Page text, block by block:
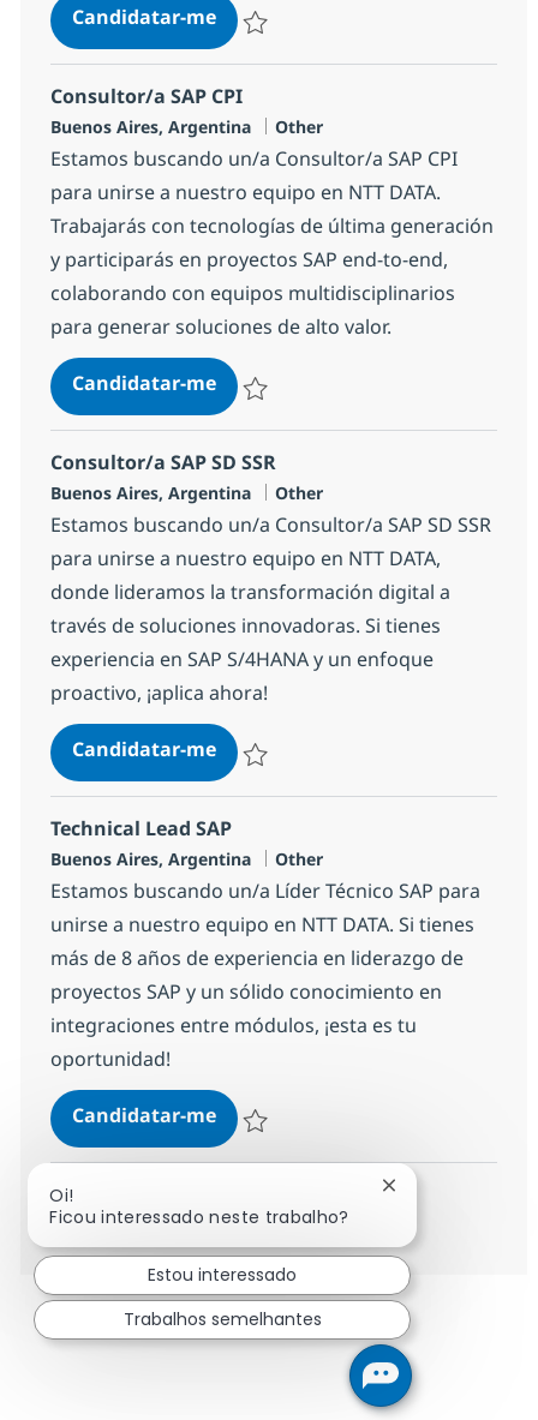
Candidatar-meConsultor/a SAP MM
Consultor/a SAP CPI
Localização
Buenos Aires, Argentina Categoria
Other
Estamos buscando un/a Consultor/a SAP CPI
para unirse a nuestro equipo en NTT DATA.
Trabajarás con tecnologías de última generación
y participarás en proyectos SAP end-to-end,
colaborando con equipos multidisciplinarios
para generar soluciones de alto valor.
Candidatar-meConsultor/a SAP CPI
Consultor/a SAP SD SSR
Localização
Buenos Aires, Argentina Categoria
Other
Estamos buscando un/a Consultor/a SAP SD SSR
para unirse a nuestro equipo en NTT DATA,
donde lideramos la transformación digital a
través de soluciones innovadoras. Si tienes
experiencia en SAP S/4HANA y un enfoque
proactivo, ¡aplica ahora!
Candidatar-meConsultor/a SAP SD SSR
Technical Lead SAP
Localização
Buenos Aires, Argentina Categoria
Other
Estamos buscando un/a Líder Técnico SAP para
unirse a nuestro equipo en NTT DATA. Si tienes
más de 8 años de experiencia en liderazgo de
proyectos SAP y un sólido conocimiento en
integraciones entre módulos, ¡esta es tu
oportunidad!
Candidatar-meTechnical Lead SAP
Ver mais
Oi!
Ficou interessado neste trabalho?
Fechar
Estou interessado
Trabalhos semelhantes